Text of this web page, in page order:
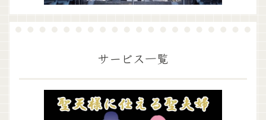
サービス一覧